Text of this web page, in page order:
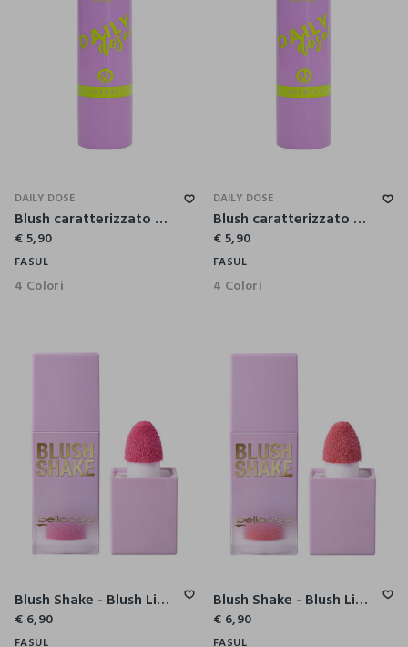
DAILY DOSE
Blush caratterizzato da una formula cremosa
€ 5,90
FASUL
4 Colori
DAILY DOSE
Blush caratterizzato da una formula cremosa
€ 5,90
FASUL
4 Colori
Blush Shake - Blush Liquido Effetto Soft Matte
€ 6,90
FASUL
Blush Shake - Blush Liquido Effetto Soft Matte
€ 6,90
FASUL